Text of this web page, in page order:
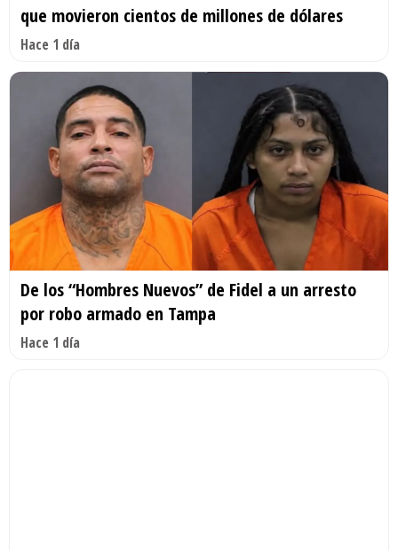
que movieron cientos de millones de dólares
Hace 1 día
De los “Hombres Nuevos” de Fidel a un arresto
por robo armado en Tampa
Hace 1 día